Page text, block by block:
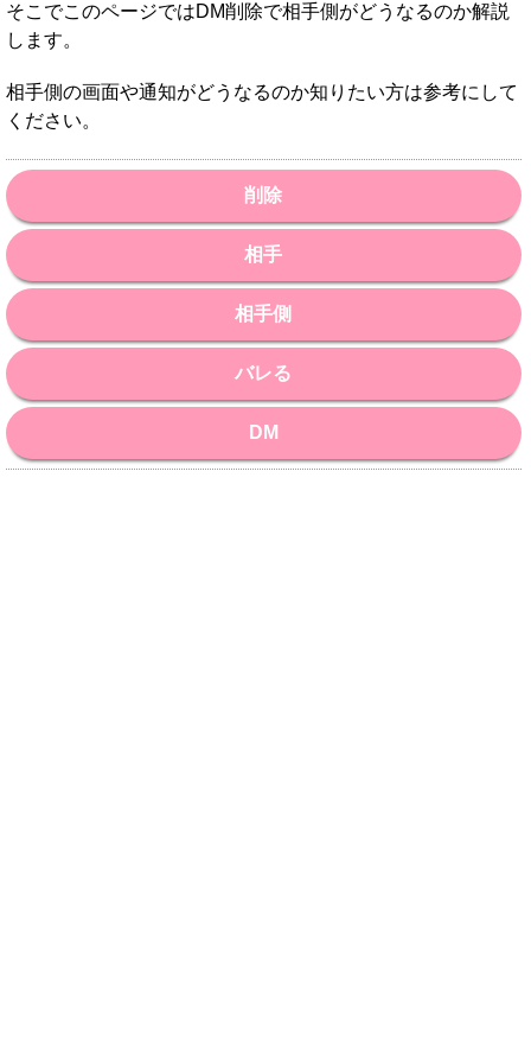
そこでこのページではDM削除で相手側がどうなるのか解説
します。
相手側の画面や通知がどうなるのか知りたい方は参考にして
ください。
削除
相手
相手側
バレる
DM